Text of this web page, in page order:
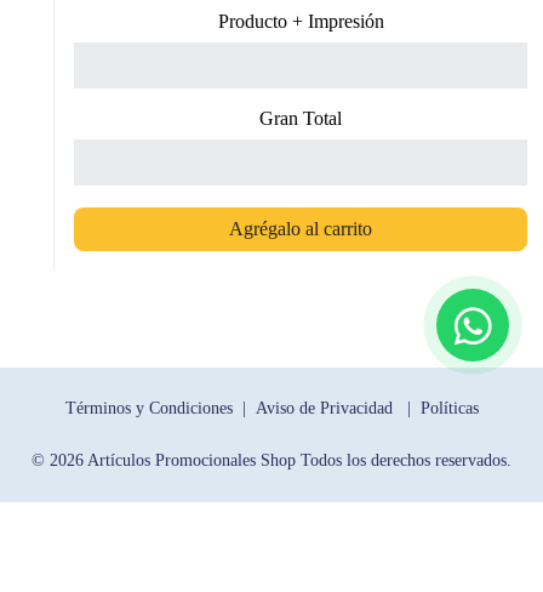
Producto + Impresión
Gran Total
Agrégalo al carrito
Términos y Condiciones | Aviso de Privacidad | Políticas
© 2026 Artículos Promocionales Shop Todos los derechos reservados.